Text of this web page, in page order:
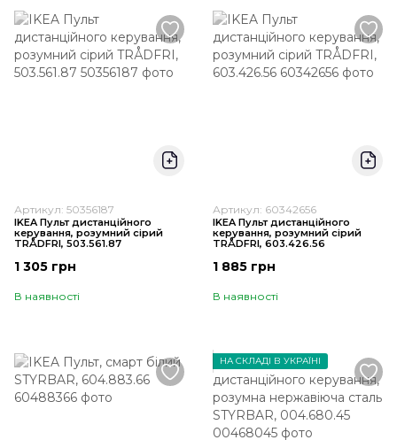
Артикул: 50356187
IKEA Пульт дистанційного
керування, розумний сірий
TRÅDFRI, 503.561.87
1 305 грн
В наявності
Артикул: 60342656
IKEA Пульт дистанційного
керування, розумний сірий
TRÅDFRI, 603.426.56
1 885 грн
В наявності
НА СКЛАДІ В УКРАЇНІ